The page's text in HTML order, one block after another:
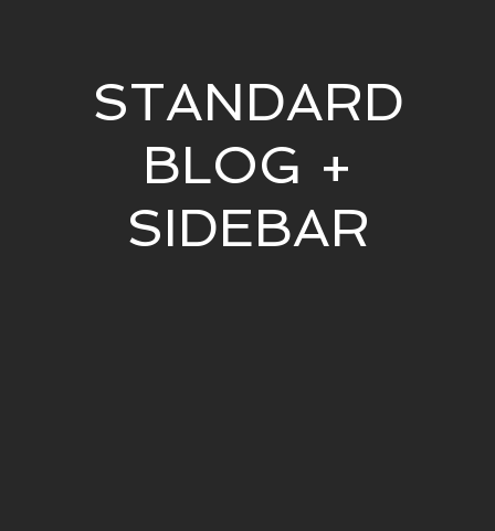
STANDARD
BLOG +
SIDEBAR